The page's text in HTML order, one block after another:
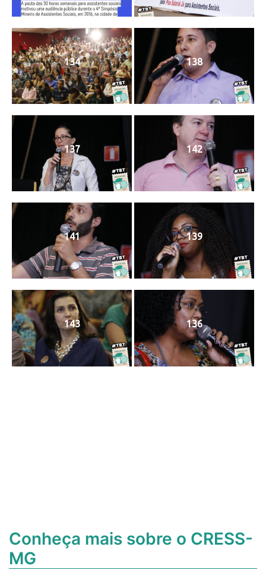
134 138
137 142
141 139
143 136
Conheça mais sobre o CRESS-
MG